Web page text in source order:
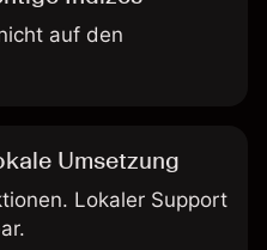
auf den
Umsetzung
Lokaler Support